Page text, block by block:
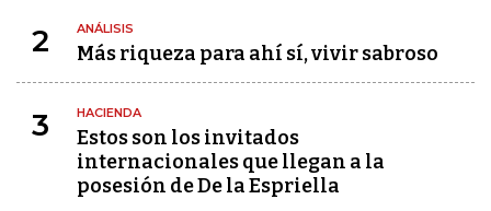
2 ANÁLISIS
Más riqueza para ahí sí, vivir sabroso
3 HACIENDA
Estos son los invitados
internacionales que llegan a la
posesión de De la Espriella